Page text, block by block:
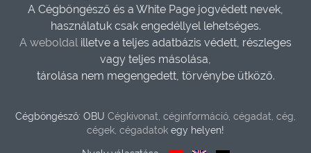
A Cégböngésző és a White Page jogvédett nevek,
használatuk csak engedéllyel lehetséges.
A weboldal illetve a teljes adatbázis védett, részleges
vagy teljes másolása,
tárolása nem megengedett, törvénybe ütköző.
Cégböngésző: OBU Cégkivonat, céginformáció, cégadat, cég,
cégek, cégadatok egy helyen!